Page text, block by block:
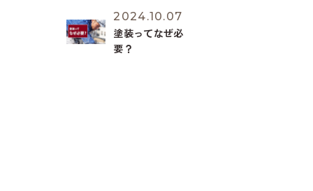
2024.10.07
塗装ってなぜ必
要？